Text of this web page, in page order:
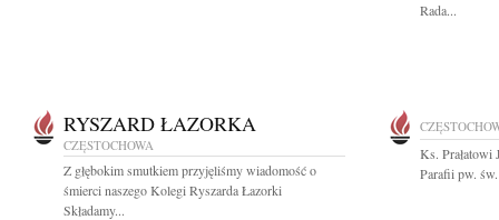
Rada...
RYSZARD ŁAZORKA
CZĘSTOCHOWA
Z głębokim smutkiem przyjęliśmy wiadomość o
śmierci naszego Kolegi Ryszarda Łazorki
Składamy...
Ks. Prałatowi
Parafii pw.